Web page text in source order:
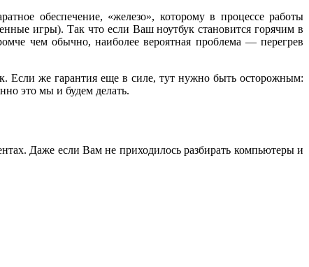
обеспечение, «железо», которому в процессе работы
игры). Так что если Ваш ноутбук становится горячим в
чем обычно, наиболее вероятная проблема — перегрев
Если же гарантия еще в силе, тут нужно быть осторожным:
это мы и будем делать.
Даже если Вам не приходилось разбирать компьютеры и